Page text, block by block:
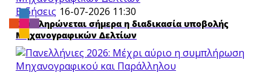
Ειδήσεις 16-07-2026 11:30
Ολοκληρώνεται σήμερα η διαδικασία υποβολής
Μηχανογραφικών Δελτίων